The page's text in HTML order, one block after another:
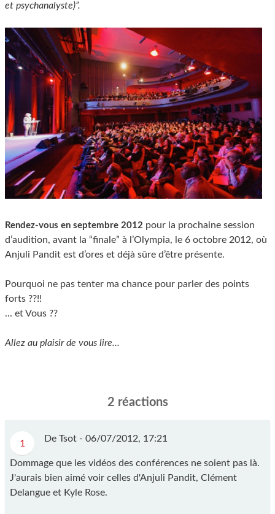
et psychanalyste)”.
Rendez-vous en septembre 2012 pour la prochaine session
d’audition, avant la “finale” à l’Olympia, le 6 octobre 2012, où
Anjuli Pandit est d’ores et déjà sûre d’être présente.
Pourquoi ne pas tenter ma chance pour parler des points
forts ??!!
... et Vous ??
Allez au plaisir de vous lire...
2 réactions
1 De Tsot - 06/07/2012, 17:21
Dommage que les vidéos des conférences ne soient pas là.
J'aurais bien aimé voir celles d'Anjuli Pandit, Clément
Delangue et Kyle Rose.